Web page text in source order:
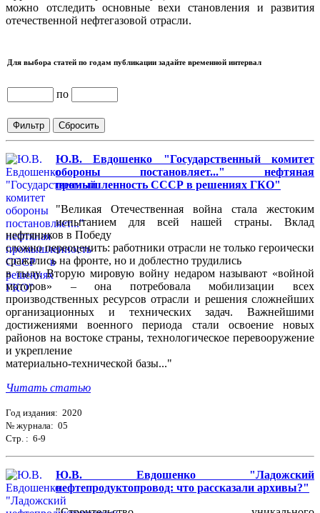
можно отследить основные вехи становления и развития
отечественной нефтегазовой отрасли.
Для выбора статей по годам публикации задайте временной интервал
по
Ю.В. Евдошенко "Государственный комитет
обороны постановляет..." нефтяная
промышленность СССР в решениях ГКО"
"Великая Отечественная война стала жестоким
испытанием для всей нашей страны. Вклад
нефтяников в Победу
сложно переоценить: работники отрасли не только героически
сражались на фронте, но и доблестно трудились
в тылу. Вторую мировую войну недаром называют «войной
моторов» – она потребовала мобилизации всех
производственных ресурсов отрасли и решения сложнейших
организационных и технических задач. Важнейшими
достижениями военного периода стали освоение новых
районов на востоке страны, технологическое перевооружение
и укрепление
материально-технической базы..."
Читать статью
Год издания: 2020
№ журнала: 05
Стр. : 6-9
Ю.В. Евдошенко "Ладожский
нефтепродуктопровод: что рассказали архивы?"